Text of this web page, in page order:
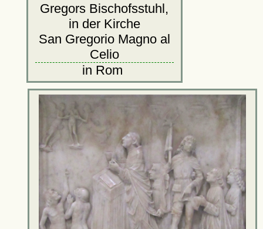
Gregors Bischofsstuhl,
in der Kirche
San Gregorio Magno al
Celio
in Rom